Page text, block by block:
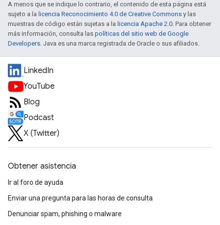
A menos que se indique lo contrario, el contenido de esta página está
sujeto a la licencia Reconocimiento 4.0 de Creative Commons y las
muestras de código están sujetas a la licencia Apache 2.0. Para obtener
más información, consulta las políticas del sitio web de Google
Developers. Java es una marca registrada de Oracle o sus afiliados.
LinkedIn
YouTube
Blog
Podcast
X (Twitter)
Obtener asistencia
Ir al foro de ayuda
Enviar una pregunta para las horas de consulta
Denunciar spam, phishing o malware